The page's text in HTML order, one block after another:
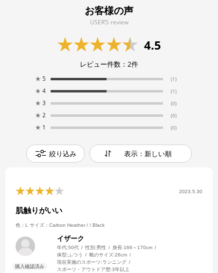
お客様の声
USER’S review
4.5
レビュー件数： 2件
★ 5 (1)
★ 4 (1)
★ 3 (0)
★ 2 (0)
★ 1 (0)
絞り込み 表示：新しい順
2023.5.30
肌触りがいい
色：L サイズ：Carbon Heather / / Black
イザーク
年代:50代 性別:男性 身長:166～170cm
体型:ふつう 靴のサイズ:26cm
現在実施のスポーツ:ランニング
スポーツ・アウトドア歴:3年以上